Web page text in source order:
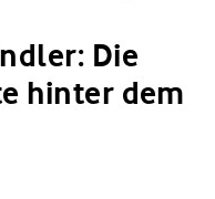
Die
hinter dem